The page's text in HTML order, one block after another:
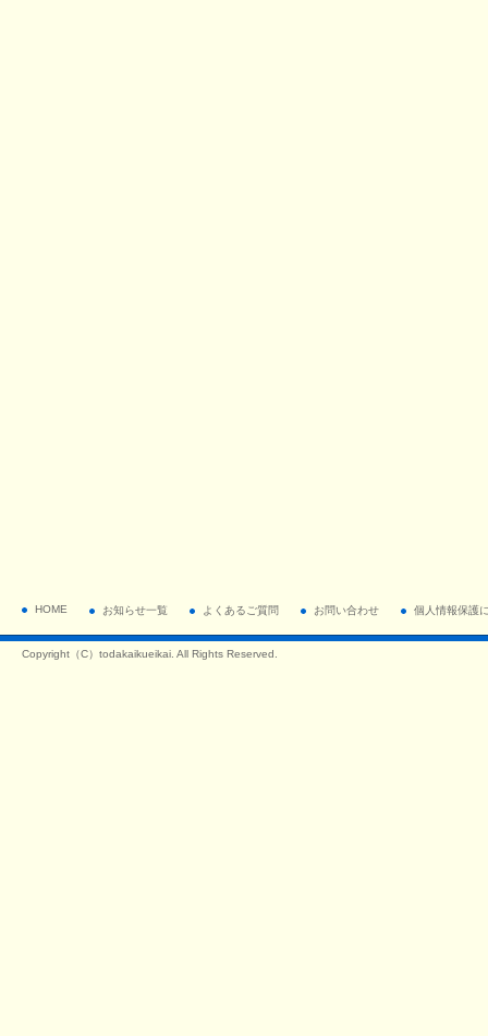
HOME お知らせ一覧 よくあるご質問 お問い合わせ 個人情報保護
Copyright（C）todakaikueikai. All Rights Reserved.